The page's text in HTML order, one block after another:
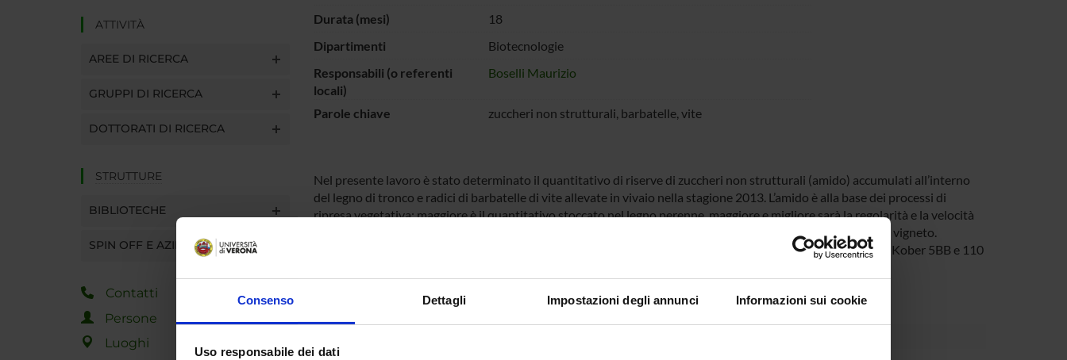
Consenso Dettagli Impostazioni degli annunci Informazioni sui cookie
Uso responsabile dei dati
ATTIVITÀ
AREE DI RICERCA
GRUPPI DI RICERCA
DOTTORATI DI RICERCA
STRUTTURE
BIBLIOTECHE
SPIN OFF E AZIENDE
Contatti
Persone
Luoghi
Durata (mesi)
18
Dipartimenti
Biotecnologie
Responsabili (o referenti
locali)
Boselli Maurizio
Parole chiave zuccheri non strutturali, barbatelle, vite
Nel presente lavoro è stato determinato il quantitativo di riserve di zuccheri non strutturali (amido) accumulati all’interno
del legno di tronco e radici di barbatelle di vite allevate in vivaio nella stagione 2013. L’amido è alla base dei processi di
ripresa vegetativa: maggiore è il quantitativo stoccato nel legno perenne, maggiore e migliore sarà la regolarità e la velocità
di crescita della vite. In questo modo sono limitate le criticità che al giorno d’oggi si presentano in vivaio e in vigneto.
La prova è stata condotta sulle seguenti varietà e combinazioni d’innesto: Glera e Pinot Grigio innestate su Kober 5BB e 110